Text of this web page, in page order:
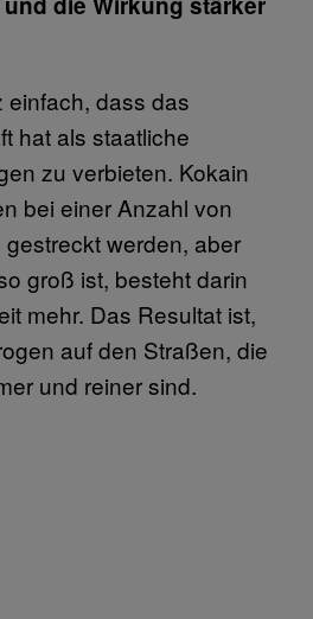
einfach, dass das
hat als staatliche
zu verbieten. Kokain
bei einer Anzahl von
werden, aber
groß ist, besteht darin
mehr. Das Resultat ist,
auf den Straßen, die
und reiner sind.